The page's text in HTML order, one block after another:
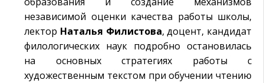
независимой оценки качества работы школы,
лектор Наталья Филистова, доцент, кандидат
филологических наук подробно остановилась
на основных стратегиях работы с
художественным текстом при обучении чтению